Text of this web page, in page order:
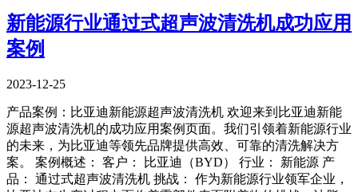
新能源行业通过式超声波清洗机成功应用
案例
2023-12-25
产品案例：比亚迪新能源超声波清洗机 欢迎来到比亚迪新能
源超声波清洗机的成功应用案例页面。我们引领着新能源行业
的未来，为比亚迪等领先品牌提供高效、可靠的清洗解决方
案。 案例概述： 客户： 比亚迪（BYD） 行业： 新能源 产
品： 通过式超声波清洗机 挑战： 作为新能源行业领军企业，